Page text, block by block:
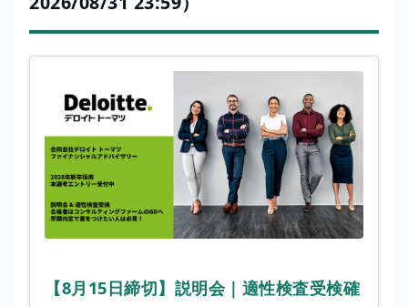
【8月15日締切】説明会｜適性検査受検確